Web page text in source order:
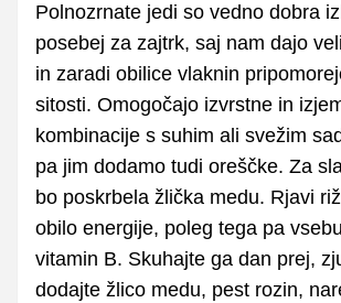
Polnozrnate jedi so vedno dobra
posebej za zajtrk, saj nam dajo
in zaradi obilice vlaknin
sitosti. Omogočajo izvrstne in
kombinacije s suhim ali svežim
pa jim dodamo tudi oreščke. Za
bo poskrbela žlička medu. Rjavi
obilo energije, poleg tega pa
vitamin B. Skuhajte ga dan prej,
dodajte žlico medu, pest rozin,